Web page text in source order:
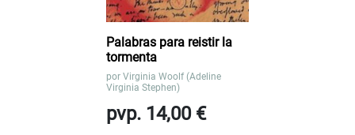
Palabras para reistir la
tormenta
por Virginia Woolf (Adeline
Virginia Stephen)
pvp. 14,00 €